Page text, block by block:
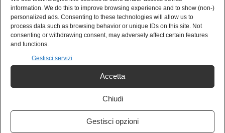
information. We do this to improve browsing experience and to show (non-)
personalized ads. Consenting to these technologies will allow us to
process data such as browsing behavior or unique IDs on this site. Not
consenting or withdrawing consent, may adversely affect certain features
and functions.
Gestisci servizi
Accetta
Chiudi
Gestisci opzioni
dire, è dei soliti cattivi: i nazionalisti e i
comunisti. Sempre loro.
Il siparietto si chiude tra baci, abbracci,
promozione del libro. Benigni e Vespa, uniti in
Europea più smemorata, più armata e più